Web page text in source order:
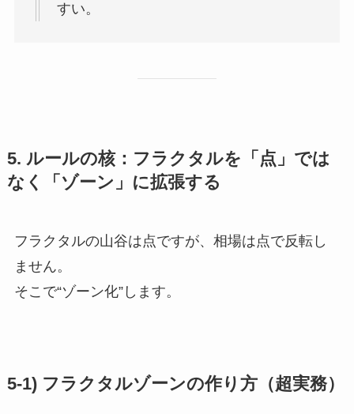
すい。
5. ルールの核：フラクタルを「点」では
なく「ゾーン」に拡張する
フラクタルの山谷は点ですが、相場は点で反転し
ません。
そこで“ゾーン化”します。
5-1) フラクタルゾーンの作り方（超実務）